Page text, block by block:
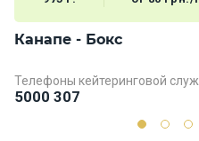
Канапе - Бокс
Телефоны кейтеринговой
5000 307